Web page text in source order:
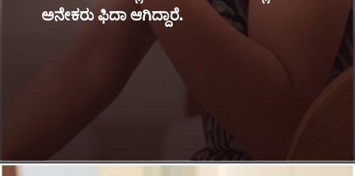
ಅನೇಕರು ಫಿದಾ ಆಗಿದ್ದಾರೆ.